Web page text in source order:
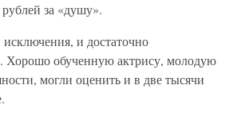
за «душу».
и достаточно
Хорошо обученную актрису, молодую
могли оценить и в две тысячи